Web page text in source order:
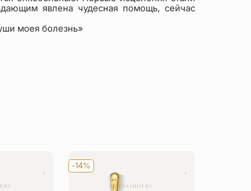
явлена чудесная помощь, сейчас
моея болезнь»
-14%